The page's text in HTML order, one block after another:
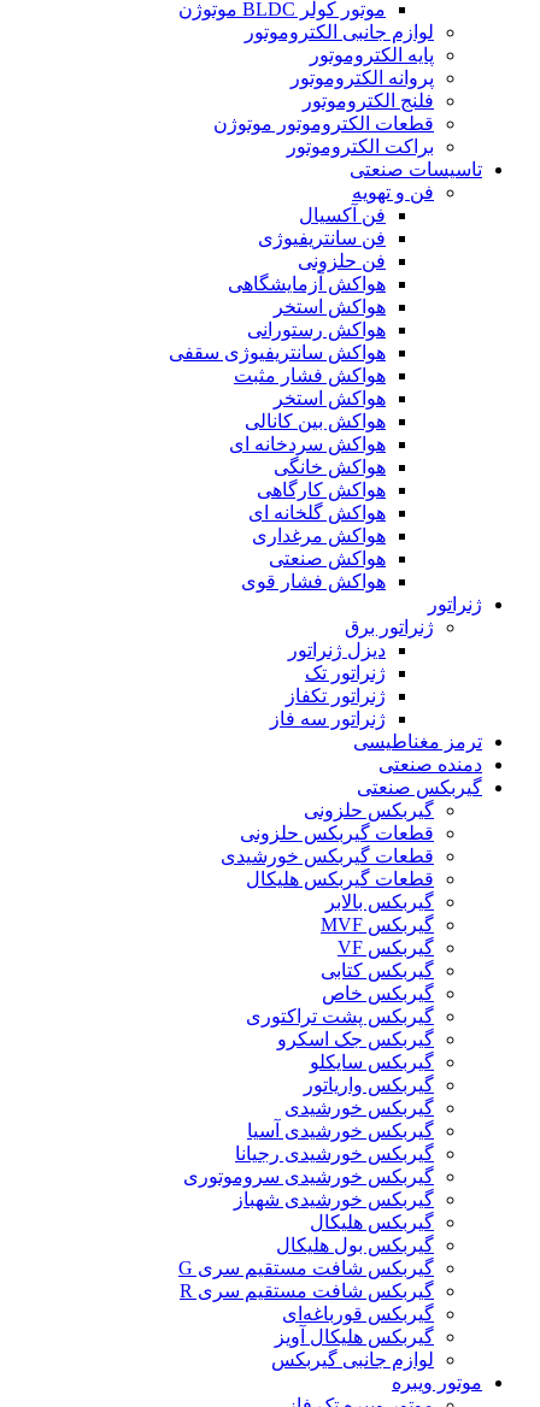
موتور کولر BLDC موتوژن
لوازم جانبی الکتروموتور
پایه الکتروموتور
پروانه الکتروموتور
فلنج الکتروموتور
قطعات الکتروموتور موتوژن
براکت الکتروموتور
تاسیسات صنعتی
فن و تهویه
فن آکسیال
فن سانتریفیوژی
فن حلزونی
هواکش آزمایشگاهی
هواکش استخر
هواکش رستورانی
هواکش سانتریفیوژی سقفی
هواکش فشار مثبت
هواکش استخر
هواکش بین کانالی
هواکش سردخانه ای
هواکش خانگی
هواکش کارگاهی
هواکش گلخانه ای
هواکش مرغداری
هواکش صنعتی
هواکش فشار قوی
ژنراتور
ژنراتور برق
دیزل ژنراتور
ژنراتور تک
ژنراتور تکفاز
ژنراتور سه فاز
ترمز مغناطیسی
دمنده صنعتی
گیربکس صنعتی
گیربکس حلزونی
قطعات گيربکس حلزونی
قطعات گيربکس خورشيدی
قطعات گیربکس هلیکال
گيربکس بالابر
گیربکس MVF
گیربکس VF
گیربکس کتابی
گیربکس خاص
گیربکس پشت تراکتوری
گیربکس جک اسکرو
گیربکس سایکلو
گیربکس واریاتور
گیربکس خورشیدی
گیربکس خورشیدی آسیا
گیربکس خورشیدی رجیانا
گیربکس خورشیدی سروموتوری
گیربکس خورشیدی شهباز
گیربکس هلیکال
گیربکس بول هلیکال
گیربکس شافت مستقیم سری G
گیربکس شافت مستقیم سری R
گیربکس قورباغه‌ای
گیربکس هلیکال آویز
لوازم جانبی گیربکس
موتور ویبره